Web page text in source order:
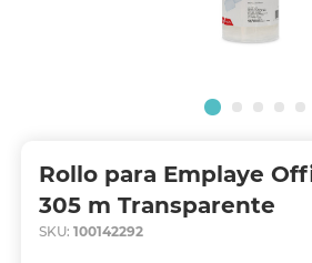
Rollo para Emplaye
305 m Transparente
SKU: 100142292